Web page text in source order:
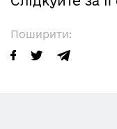
Поширити: